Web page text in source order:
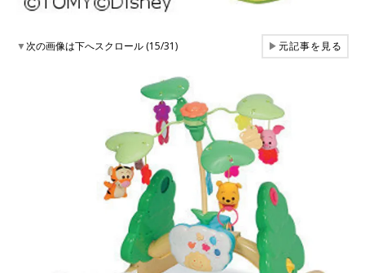
▼次の画像は下へスクロール (15/31) ▶元記事を見る